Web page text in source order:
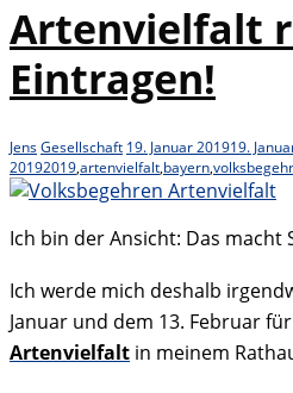
Artenvielfalt
Eintragen!
JensGesellschaft 19. Januar 201919.
20192019,artenvielfalt,bayern,
Ich bin der Ansicht: Das macht
Ich werde mich deshalb
Januar und dem 13. Februar
Artenvielfalt in meinem